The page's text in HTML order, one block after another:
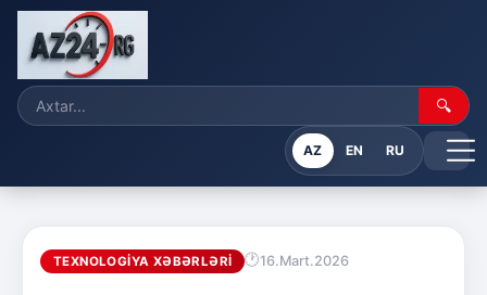
🔍
AZ EN RU
TEXNOLOGIYA XƏBƏRLƏRI 16.Mart.2026